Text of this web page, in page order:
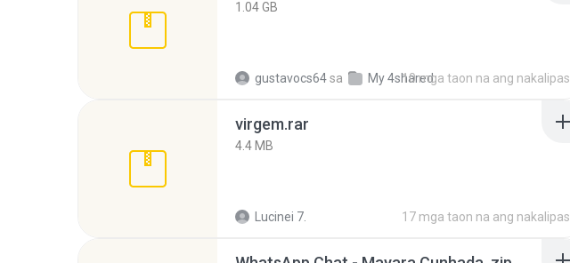
1.04 GB
gustavocs64sa My 4shared10 mga taon na ang nakalipas
virgem.rar
4.4 MB
Lucinei 7. 17 mga taon na ang nakalipas